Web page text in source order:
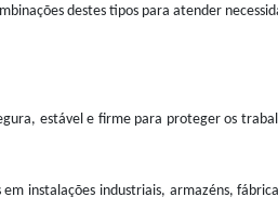
destes tipos para atender
estável e firme para proteger os
instalações industriais, armazéns,